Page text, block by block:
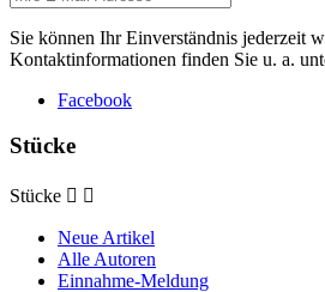
Sie können Ihr Einverständnis jederzeit
Kontaktinformationen finden Sie u. a.
Facebook
Stücke
Stücke  
Neue Artikel
Alle Autoren
Einnahme-Meldung